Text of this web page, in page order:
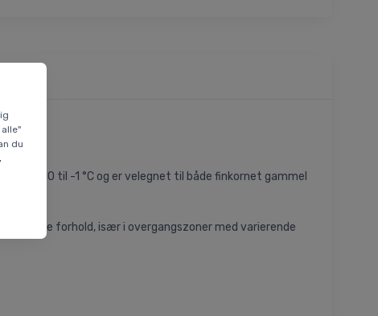
du
fra +10 til -1 °C og er velegnet til både finkornet gammel
forhold, især i overgangszoner med varierende